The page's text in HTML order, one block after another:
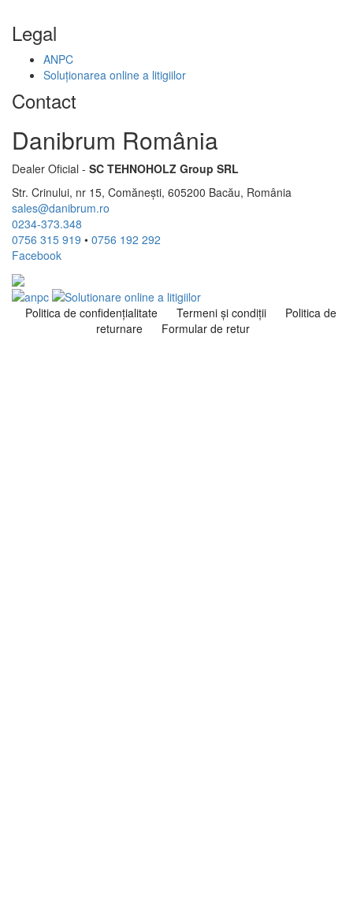
Legal
ANPC
Soluționarea online a litigiilor
Contact
Danibrum România
Dealer Oficial - SC TEHNOHOLZ Group SRL
Str. Crinului, nr 15, Comănești, 605200 Bacău, România
sales@danibrum.ro
0234-373.348
0756 315 919 • 0756 192 292
Facebook
Politica de confidenţialitate Termeni şi condiţii
Politica de
returnare
Formular de retur